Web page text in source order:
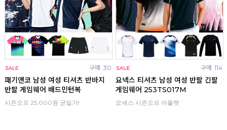
구매 30
패기앤코 남성 여성 티셔츠 반바지
반팔 게임웨어 배드민턴복
시즌오프 25,000원 균일가!
구매 114
요넥스 티셔츠 남성 여성 반팔 긴팔
게임웨어 253TS017M
요넥스 시즌오프 아울렛